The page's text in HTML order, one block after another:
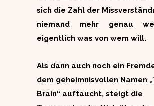
sich die Zahl der
niemand mehr genau
eigentlich was von wem will.
Als dann auch noch ein
dem geheimnisvollen Namen
Brain“ auftaucht, steigt die